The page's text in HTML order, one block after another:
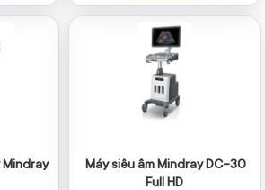
Mindray
Máy siêu âm Mindray DC-30
Full HD